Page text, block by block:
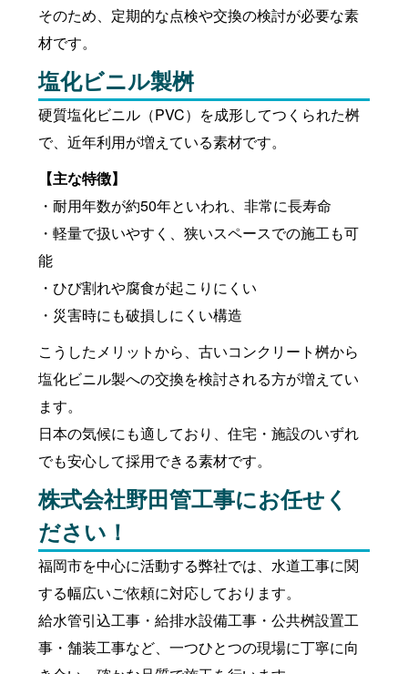
そのため、定期的な点検や交換の検討が必要な素
材です。
塩化ビニル製桝
硬質塩化ビニル（PVC）を成形してつくられた桝
で、近年利用が増えている素材です。
【主な特徴】
・耐用年数が約50年といわれ、非常に長寿命
・軽量で扱いやすく、狭いスペースでの施工も可
能
・ひび割れや腐食が起こりにくい
・災害時にも破損しにくい構造
こうしたメリットから、古いコンクリート桝から
塩化ビニル製への交換を検討される方が増えてい
ます。
日本の気候にも適しており、住宅・施設のいずれ
でも安心して採用できる素材です。
株式会社野田管工事にお任せく
ださい！
福岡市を中心に活動する弊社では、水道工事に関
する幅広いご依頼に対応しております。
給水管引込工事・給排水設備工事・公共桝設置工
事・舗装工事など、一つひとつの現場に丁寧に向